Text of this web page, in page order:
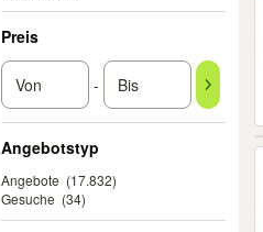
Preis
-
Angebotstyp
Angebote (17.832)
Gesuche (34)